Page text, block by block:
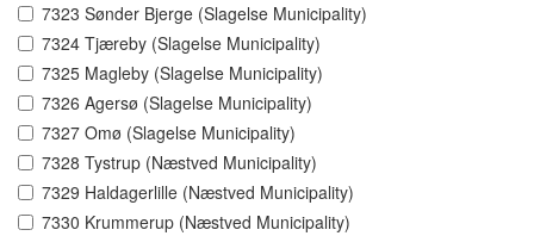
7323 Sønder Bjerge (Slagelse Municipality)
7324 Tjæreby (Slagelse Municipality)
7325 Magleby (Slagelse Municipality)
7326 Agersø (Slagelse Municipality)
7327 Omø (Slagelse Municipality)
7328 Tystrup (Næstved Municipality)
7329 Haldagerlille (Næstved Municipality)
7330 Krummerup (Næstved Municipality)